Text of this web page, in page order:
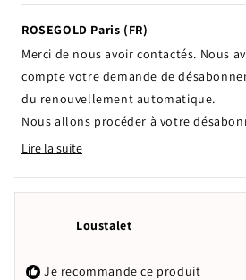
ROSEGOLD Paris (FR)
Merci de nous avoir contactés. Nous
compte votre demande de
du renouvellement automatique.
Nous allons procéder à votre
brefs délais. Vous recevrez un e-mail
Si vous avez d'autres questions ou
Lire la suite
more
about
reviewLoustalet
Je recommande ce produit